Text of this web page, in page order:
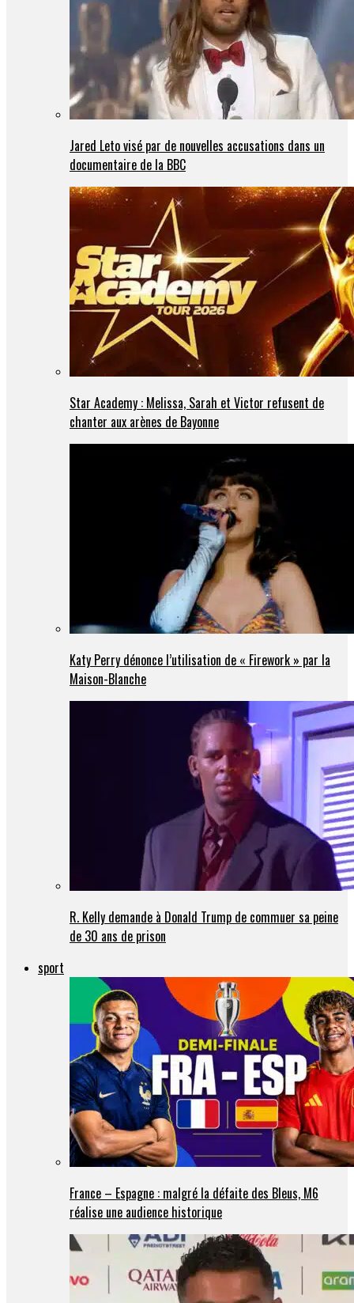
Jared Leto visé par de nouvelles accusations dans un
documentaire de la BBC
Star Academy : Melissa, Sarah et Victor refusent de
chanter aux arènes de Bayonne
Katy Perry dénonce l’utilisation de « Firework » par la
Maison-Blanche
R. Kelly demande à Donald Trump de commuer sa peine
de 30 ans de prison
sport
France – Espagne : malgré la défaite des Bleus, M6
réalise une audience historique